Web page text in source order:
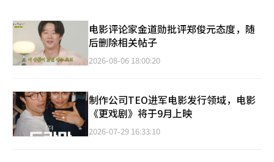
电影评论家金道勋批评郑俊元态度，随
后删除相关帖子
2026-08-06 18:00:20
制作公司TEO进军电影发行领域，电影
《更戏剧》将于9月上映
2026-07-29 16:33:10